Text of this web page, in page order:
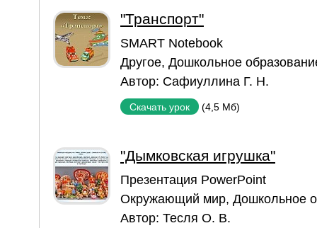
"Транспорт"
SMART Notebook
Другое, Дошкольное
Автор: Сафиуллина Г. Н.
Скачать урок (4,5 Мб)
"Дымковская игрушка"
Презентация PowerPoint
Окружающий мир, Дошкольное
Автор: Тесля О. В.